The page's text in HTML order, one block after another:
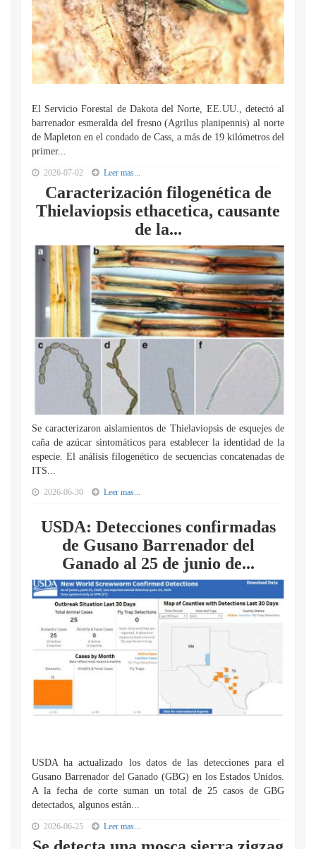
El Servicio Forestal de Dakota del Norte, EE.UU., detectó al
barrenador esmeralda del fresno (Agrilus planipennis) al norte
de Mapleton en el condado de Cass, a más de 19 kilómetros del
primer...
2026-07-02 Leer mas...
Caracterización filogenética de
Thielaviopsis ethacetica, causante
de la...
Se caracterizaron aislamientos de Thielaviopsis de esquejes de
caña de azúcar sintomáticos para establecer la identidad de la
especie. El análisis filogenético de secuencias concatenadas de
ITS...
2026-06-30 Leer mas...
USDA: Detecciones confirmadas
de Gusano Barrenador del
Ganado al 25 de junio de...
USDA ha actualizado los datos de las detecciones para el
Gusano Barrenador del Ganado (GBG) en los Estados Unidos.
A la fecha de corte suman un total de 25 casos de GBG
detectados, algunos están...
2026-06-25 Leer mas...